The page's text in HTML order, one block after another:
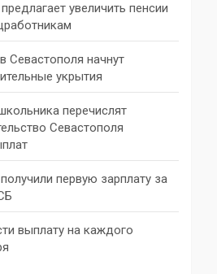
увеличить пенсии
Севастополя начнут
укрытия
перечислят
Севастополя
первую зарплату за
выплату на каждого